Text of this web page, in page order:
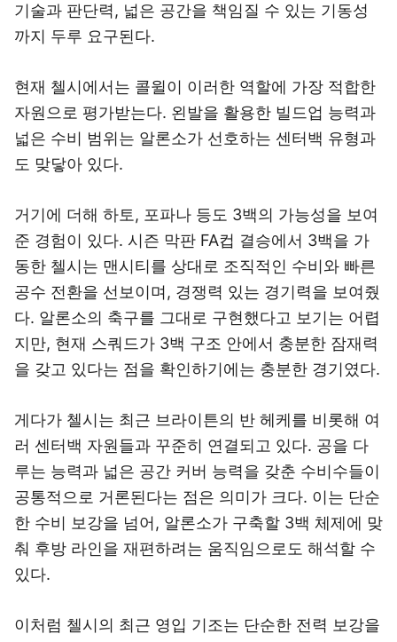
기술과 판단력, 넓은 공간을 책임질 수 있는 기동성
까지 두루 요구된다.
현재 첼시에서는 콜윌이 이러한 역할에 가장 적합한
자원으로 평가받는다. 왼발을 활용한 빌드업 능력과
넓은 수비 범위는 알론소가 선호하는 센터백 유형과
도 맞닿아 있다.
거기에 더해 하토, 포파나 등도 3백의 가능성을 보여
준 경험이 있다. 시즌 막판 FA컵 결승에서 3백을 가
동한 첼시는 맨시티를 상대로 조직적인 수비와 빠른
공수 전환을 선보이며, 경쟁력 있는 경기력을 보여줬
다. 알론소의 축구를 그대로 구현했다고 보기는 어렵
지만, 현재 스쿼드가 3백 구조 안에서 충분한 잠재력
을 갖고 있다는 점을 확인하기에는 충분한 경기였다.
게다가 첼시는 최근 브라이튼의 반 헤케를 비롯해 여
러 센터백 자원들과 꾸준히 연결되고 있다. 공을 다
루는 능력과 넓은 공간 커버 능력을 갖춘 수비수들이
공통적으로 거론된다는 점은 의미가 크다. 이는 단순
한 수비 보강을 넘어, 알론소가 구축할 3백 체제에 맞
춰 후방 라인을 재편하려는 움직임으로도 해석할 수
있다.
이처럼 첼시의 최근 영입 기조는 단순한 전력 보강을